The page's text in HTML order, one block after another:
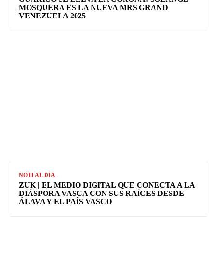
MOSQUERA ES LA NUEVA MRS GRAND
VENEZUELA 2025
NOTI AL DIA
ZUK | EL MEDIO DIGITAL QUE CONECTA A LA
DIÁSPORA VASCA CON SUS RAÍCES DESDE
ÁLAVA Y EL PAÍS VASCO